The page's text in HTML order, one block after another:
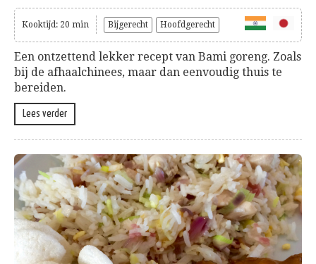
Kooktijd: 20 min Bijgerecht Hoofdgerecht
Een ontzettend lekker recept van Bami goreng. Zoals
bij de afhaalchinees, maar dan eenvoudig thuis te
bereiden.
Lees verder